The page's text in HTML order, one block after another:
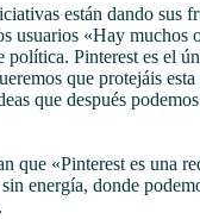
están dando sus
usuarios «Hay muchos
política. Pinterest es el
que protejáis
que después
que «Pinterest es una
energía, donde